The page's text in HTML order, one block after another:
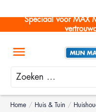
Speciaal voor MAX
Zoeken
Home / Huis & Tuin /